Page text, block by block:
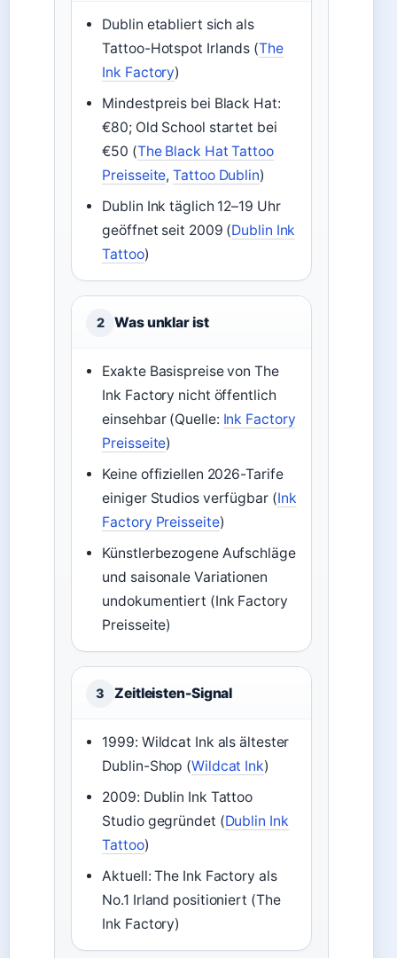
Dublin etabliert sich als
Tattoo-Hotspot Irlands (The
Ink Factory)
Mindestpreis bei Black Hat:
€80; Old School startet bei
€50 (The Black Hat Tattoo
Preisseite,Tattoo Dublin)
Dublin Ink täglich 12–19 Uhr
geöffnet seit 2009 (Dublin Ink
Tattoo)
2 Was unklar ist
Exakte Basispreise von The
Ink Factory nicht öffentlich
einsehbar (Quelle: Ink Factory
Preisseite)
Keine offiziellen 2026-Tarife
einiger Studios verfügbar (Ink
Factory Preisseite)
Künstlerbezogene Aufschläge
und saisonale Variationen
undokumentiert (Ink Factory
Preisseite)
3 Zeitleisten-Signal
1999: Wildcat Ink als ältester
Dublin-Shop (Wildcat Ink)
2009: Dublin Ink Tattoo
Studio gegründet (Dublin Ink
Tattoo)
Aktuell: The Ink Factory als
No.1 Irland positioniert (The
Ink Factory)